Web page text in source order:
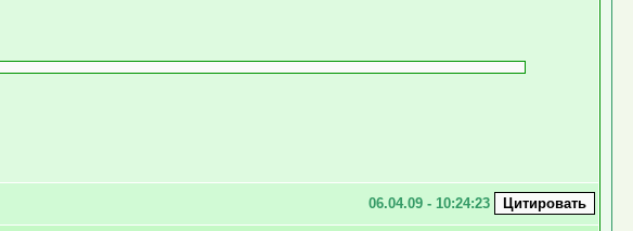
06.04.09 - 10:24:23